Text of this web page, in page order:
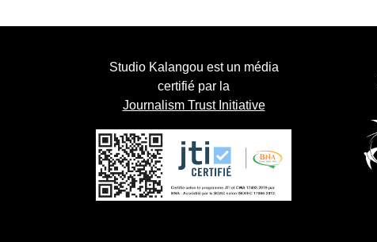
Studio Kalangou est un média
certifié par la
Journalism Trust Initiative